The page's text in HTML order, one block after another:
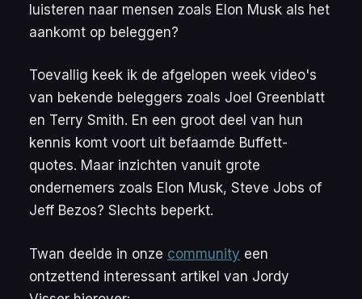
luisteren naar mensen zoals Elon Musk als het
aankomt op beleggen?
Toevallig keek ik de afgelopen week video's
van bekende beleggers zoals Joel Greenblatt
en Terry Smith. En een groot deel van hun
kennis komt voort uit befaamde Buffett-
quotes. Maar inzichten vanuit grote
ondernemers zoals Elon Musk, Steve Jobs of
Jeff Bezos? Slechts beperkt.
Twan deelde in onze community een
ontzettend interessant artikel van Jordy